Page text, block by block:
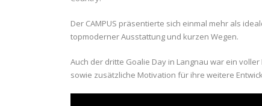
Der CAMPUS präsentierte sich einmal mehr als
topmoderner Ausstattung und kurzen Wegen.
Auch der dritte Goalie Day in Langnau war ein
sowie zusätzliche Motivation für ihre weitere